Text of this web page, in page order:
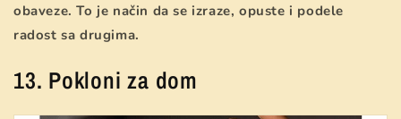
obaveze. To je način da se izraze, opuste i podele
radost sa drugima.
13. Pokloni za dom